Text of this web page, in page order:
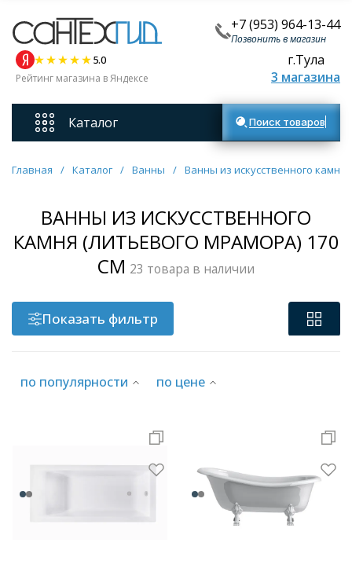
+7 (953) 964-13-44
Позвонить в магазин
5.0
Рейтинг магазина в Яндексе
г.Тула
3 магазина
Каталог
Смесители
Унитазы
Мебель для ванных комнат
Ванны
Душевые кабины
Полотенцесушители
Поиск товаров
Главная / Каталог / Ванны / Ванны из искусственного камня
ВАННЫ ИЗ ИСКУССТВЕННОГО
КАМНЯ (ЛИТЬЕВОГО МРАМОРА) 170
СМ​ 23 товара в наличии
Показать фильтр
по популярности по цене